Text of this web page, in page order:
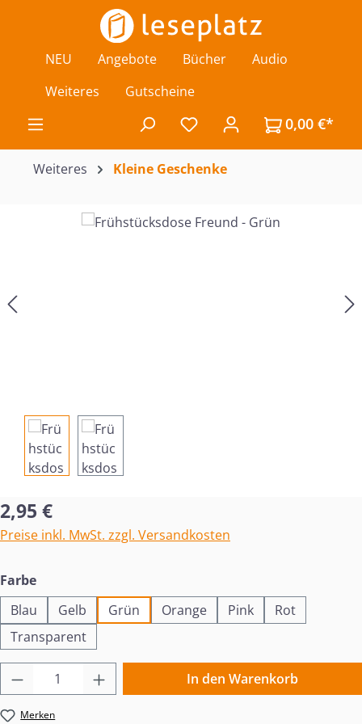
Zum Hauptinhalt springen
NEU Angebote Bücher
Audio
Weiteres
Gutscheine
Du hast 0 Produkte auf
0,00 €*
Weiteres Kleine Geschenke
Bildergalerie überspringen
Regulärer Preis:
2,95 €
Preise inkl. MwSt. zzgl. Versandkosten
Farbeauswählen
Blau
Gelb Grün Orange Pink
Rot
Transparent
Produkt Anzahl: Gib den gewünschten
In den Warenkorb
Merken